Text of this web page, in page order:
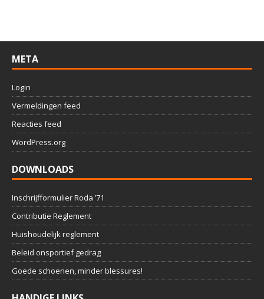
META
Login
Vermeldingen feed
Reacties feed
WordPress.org
DOWNLOADS
Inschrijfformulier Roda ’71
Contributie Reglement
Huishoudelijk reglement
Beleid onsportief gedrag
Goede schoenen, minder blessures!